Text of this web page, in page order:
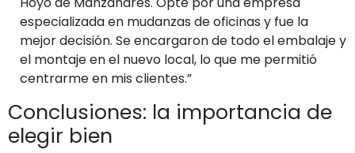
especializada en mudanzas de oficinas y fue la
mejor decisión. Se encargaron de todo el embalaje y
el montaje en el nuevo local, lo que me permitió
centrarme en mis clientes.”
Conclusiones: la importancia de
elegir bien